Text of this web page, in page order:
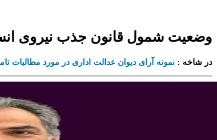
وضعیت شمول قانون جذب نیروی
در شاخه : نمونه آرای دیوان عدالت اداری در مورد مطالبات